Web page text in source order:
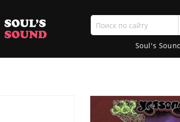
Поиск
по
сайту
Soul's